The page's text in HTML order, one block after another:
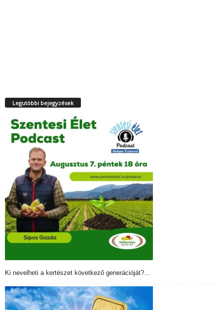
Legutóbbi bejegyzések
Ki nevelheti a kertészet következő generációját?…